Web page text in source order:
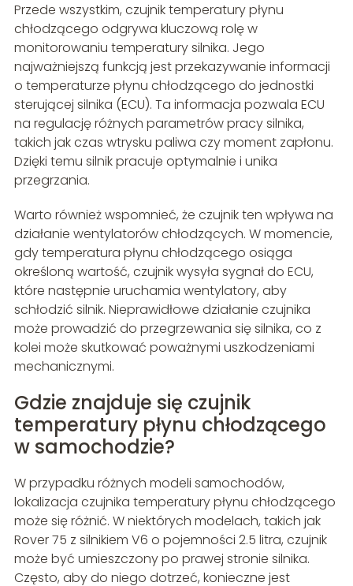
Przede wszystkim, czujnik temperatury płynu
chłodzącego odgrywa kluczową rolę w
monitorowaniu temperatury silnika. Jego
najważniejszą funkcją jest przekazywanie informacji
o temperaturze płynu chłodzącego do jednostki
sterującej silnika (ECU). Ta informacja pozwala ECU
na regulację różnych parametrów pracy silnika,
takich jak czas wtrysku paliwa czy moment zapłonu.
Dzięki temu silnik pracuje optymalnie i unika
przegrzania.
Warto również wspomnieć, że czujnik ten wpływa na
działanie wentylatorów chłodzących. W momencie,
gdy temperatura płynu chłodzącego osiąga
określoną wartość, czujnik wysyła sygnał do ECU,
które następnie uruchamia wentylatory, aby
schłodzić silnik. Nieprawidłowe działanie czujnika
może prowadzić do przegrzewania się silnika, co z
kolei może skutkować poważnymi uszkodzeniami
mechanicznymi.
Gdzie znajduje się czujnik
temperatury płynu chłodzącego
w samochodzie?
W przypadku różnych modeli samochodów,
lokalizacja czujnika temperatury płynu chłodzącego
może się różnić. W niektórych modelach, takich jak
Rover 75 z silnikiem V6 o pojemności 2.5 litra, czujnik
może być umieszczony po prawej stronie silnika.
Często, aby do niego dotrzeć, konieczne jest